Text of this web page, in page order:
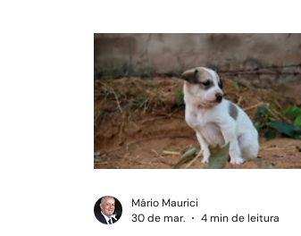
Mário Maurici
30 de mar.
4 min de leitura